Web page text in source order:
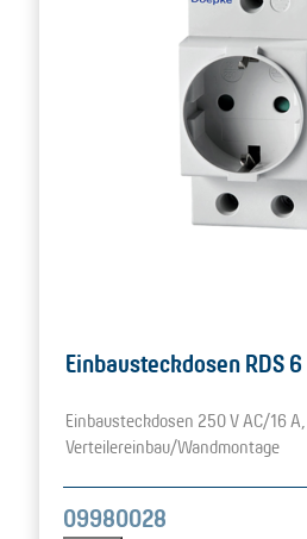
Einbausteckdosen RDS 6
Einbausteckdosen 250 V AC/16 A,
Verteilereinbau/Wandmontage
09980028